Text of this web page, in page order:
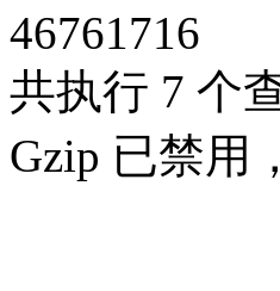
46761716
共执行 7 个
Gzip 已禁用